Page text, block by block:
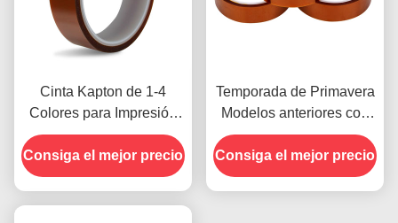
Cinta Kapton de 1-4
Colores para Impresión
en la Cara Delantera
Consiga el mejor precio
Temporada de Primavera
Modelos anteriores con
Resistencia a la
Humedad y Resistencia
al Despegue de
Consiga el mejor precio